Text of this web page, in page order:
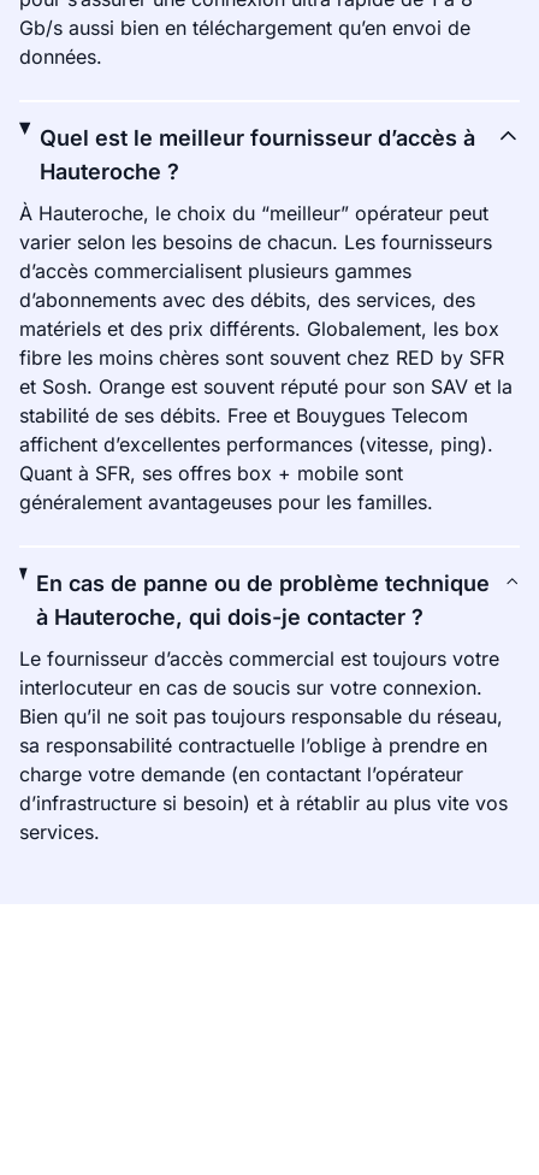
Gb/s aussi bien en téléchargement qu’en envoi de
données.
Quel est le meilleur fournisseur d’accès à
Hauteroche ?
À Hauteroche, le choix du “meilleur” opérateur peut
varier selon les besoins de chacun. Les fournisseurs
d’accès commercialisent plusieurs gammes
d’abonnements avec des débits, des services, des
matériels et des prix différents. Globalement, les box
fibre les moins chères sont souvent chez RED by SFR
et Sosh. Orange est souvent réputé pour son SAV et la
stabilité de ses débits. Free et Bouygues Telecom
affichent d’excellentes performances (vitesse, ping).
Quant à SFR, ses offres box + mobile sont
généralement avantageuses pour les familles.
En cas de panne ou de problème technique
à Hauteroche, qui dois-je contacter ?
Le fournisseur d’accès commercial est toujours votre
interlocuteur en cas de soucis sur votre connexion.
Bien qu’il ne soit pas toujours responsable du réseau,
sa responsabilité contractuelle l’oblige à prendre en
charge votre demande (en contactant l’opérateur
d’infrastructure si besoin) et à rétablir au plus vite vos
services.